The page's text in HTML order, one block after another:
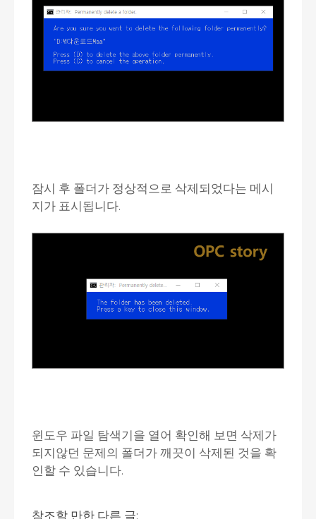
잠시 후 폴더가 정상적으로 삭제되었다는 메시
지가 표시됩니다.
윈도우 파일 탐색기을 열어 확인해 보면 삭제가
되지않던 문제의 폴더가 깨끗이 삭제된 것을 확
인할 수 있습니다.
참조할 만한 다른 글: